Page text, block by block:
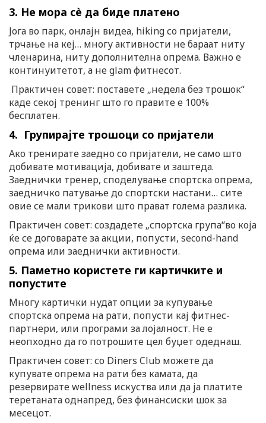
3. Не мора сè да биде платено
Јога во парк, онлајн видеа, hiking со пријатели,
трчање на кеј… многу активности не бараат ниту
членарина, ниту дополнителна опрема. Важно е
континуитетот, а не glam фитнесот.
Практичен совет: поставете „недела без трошок“
каде секој тренинг што го правите е 100%
бесплатен.
4. Групирајте трошоци со пријатели
Ако тренирате заедно со пријатели, не само што
добивате мотивација, добивате и заштеда.
Заеднички тренер, споделување спортска опрема,
заедничко патување до спортски настани… сите
овие се мали трикови што прават голема разлика.
Практичен совет: создадете „спортска група“во која
ќе се договарате за акции, попусти, second-hand
опрема или заеднички активности.
5. Паметно користете ги картичките и
попустите
Многу картички нудат опции за купување
спортска опрема на рати, попусти кај фитнес-
партнери, или програми за лојалност. Не е
неопходно да го потрошите цел буџет одеднаш.
Практичен совет: со Diners Club можете да
купувате опрема на рати без камата, да
резервирате wellness искуства или да ја платите
теретаната однапред, без финансиски шок за
месецот.